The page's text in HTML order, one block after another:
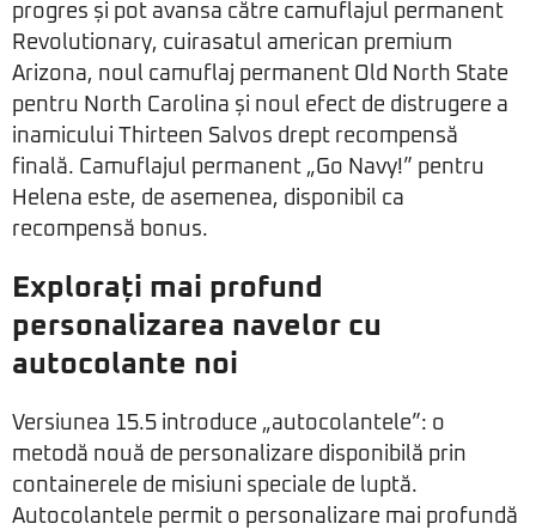
progres și pot avansa către camuflajul permanent
Revolutionary, cuirasatul american premium
Arizona, noul camuflaj permanent Old North State
pentru North Carolina și noul efect de distrugere a
inamicului Thirteen Salvos drept recompensă
finală. Camuflajul permanent „Go Navy!” pentru
Helena este, de asemenea, disponibil ca
recompensă bonus.
Explorați mai profund
personalizarea navelor cu
autocolante noi
Versiunea 15.5 introduce „autocolantele”: o
metodă nouă de personalizare disponibilă prin
containerele de misiuni speciale de luptă.
Autocolantele permit o personalizare mai profundă